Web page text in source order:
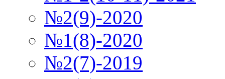
№2(9)-2020
№1(8)-2020
№2(7)-2019